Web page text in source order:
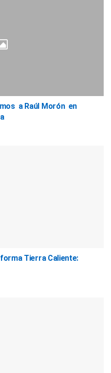
a Raúl Morón en
Tierra Caliente: